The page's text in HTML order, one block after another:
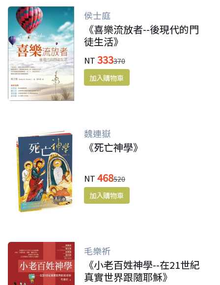
侯士庭
《喜樂流放者--後現代的門
徒生活》
NT 333370
魏連嶽
《死亡神學》
NT 468520
毛樂祈
《小老百姓神學--在21世紀
真實世界跟隨耶穌》